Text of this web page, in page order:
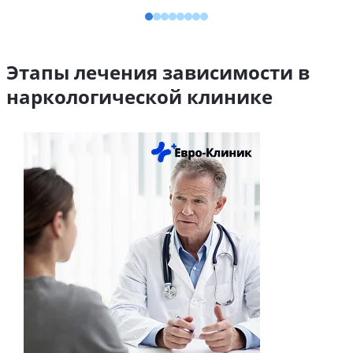
Этапы лечения зависимости в
наркологической клинике